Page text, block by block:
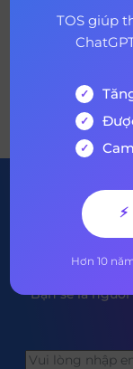
công cụ AI
Đăng
Bạn sẽ là
TOS giúp
Hơn 10